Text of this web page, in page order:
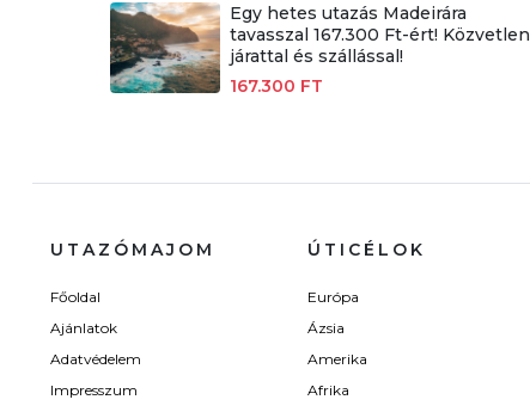
Egy hetes utazás Madeirára
tavasszal 167.300 Ft-ért! Közvetlen
járattal és szállással!
167.300 FT
UTAZÓMAJOM
Főoldal
Ajánlatok
Adatvédelem
Impresszum
ÚTICÉLOK
Európa
Ázsia
Amerika
Afrika